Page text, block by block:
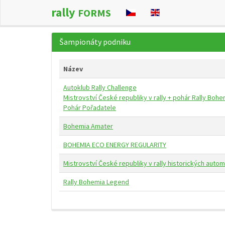
rally FORMS
Šampionáty podniku
Název
Autoklub Rally Challenge
Mistrovství České republiky v rally + pohár Rally
Pohár Pořadatele
Bohemia Amater
BOHEMIA ECO ENERGY REGULARITY
Mistrovství České republiky v rally historických
Rally Bohemia Legend